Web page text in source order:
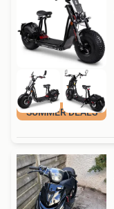
SUMMER DEALS